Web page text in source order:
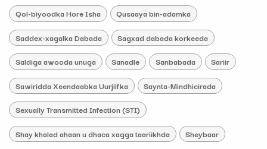
Qol-biyoodka Hore Isha Qusaaya bin-adamka
Saddex-xagalka Dabada Sagxad dabada korkeeda
Saldiga awooda unuga Sanadle Sanbabada Sariir
Sawiridda Xeendaabka Uurjiifka Saynta-Mindhicirada
Sexually Transmitted Infection (STI)
Shay khalad ahaan u dhaca xagga taariikhda Sheybaar